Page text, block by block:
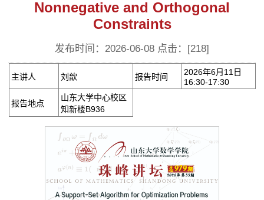
Nonnegative and Orthogonal
Constraints
发布时间：2026-06-08 点击：[218]
主讲人 刘歆 报告时间
2026年6月11日
16:30-17:30
报告地点
山东大学中心校区
知新楼B936